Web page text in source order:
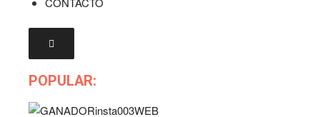
Menú conmutador hamburguesa
POPULAR: